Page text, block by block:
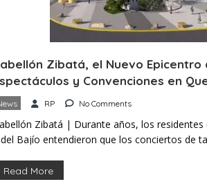
Zibatá, el Nuevo Epicentro
y Convenciones en
RP No Comments
Zibatá | Durante años, los residentes
Bajío entendieron que los conciertos de
necesarios los viajes largos hacia
Read More